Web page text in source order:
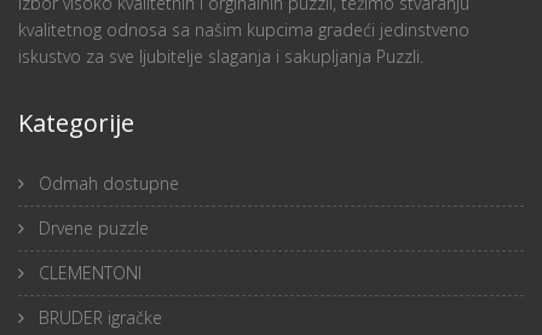
kvalitetnog odnosa sa našim kupcima gradeći jedinstveno
iskustvo za sve ljubitelje slaganja i sakupljanja Puzzli.
Kategorije
Odmah dostupne
Drvene puzzle
CLEMENTONI
BRUDER igračke